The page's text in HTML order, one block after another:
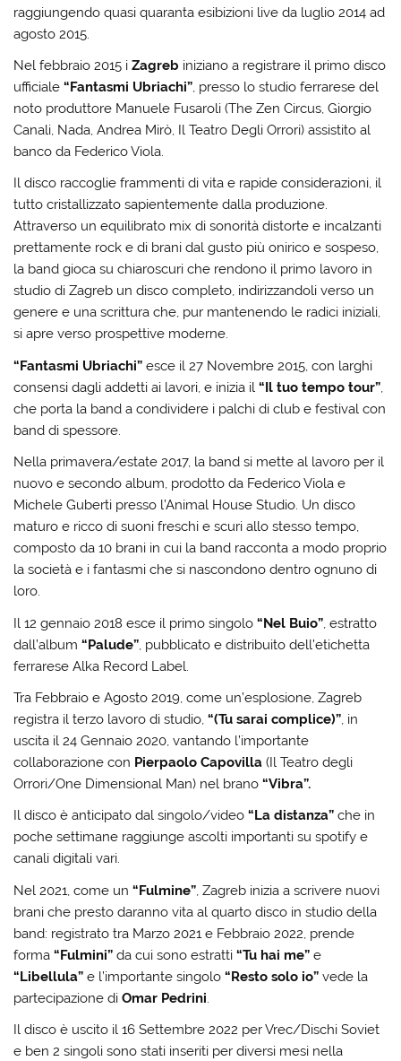
raggiungendo quasi quaranta esibizioni live da luglio 2014 ad
agosto 2015.
Nel febbraio 2015 iZagreb iniziano a registrare il primo disco
ufficiale“Fantasmi Ubriachi”, presso lo studio ferrarese del
noto produttore Manuele Fusaroli (The Zen Circus, Giorgio
Canali, Nada, Andrea Mirò, Il Teatro Degli Orrori) assistito al
banco da Federico Viola.
Il disco raccoglie frammenti di vita e rapide considerazioni, il
tutto cristallizzato sapientemente dalla produzione.
Attraverso un equilibrato mix di sonorità distorte e incalzanti
prettamente rock e di brani dal gusto più onirico e sospeso,
la band gioca su chiaroscuri che rendono il primo lavoro in
studio di Zagreb un disco completo, indirizzandoli verso un
genere e una scrittura che, pur mantenendo le radici iniziali,
si apre verso prospettive moderne.
“Fantasmi Ubriachi” esce il 27 Novembre 2015, con larghi
consensi dagli addetti ai lavori, e inizia il“Il tuo tempo tour”,
che porta la band a condividere i palchi di club e festival con
band di spessore.
Nella primavera/estate 2017, la band si mette al lavoro per il
nuovo e secondo album, prodotto da Federico Viola e
Michele Guberti presso l’Animal House Studio. Un disco
maturo e ricco di suoni freschi e scuri allo stesso tempo,
composto da 10 brani in cui la band racconta a modo proprio
la società e i fantasmi che si nascondono dentro ognuno di
loro.
Il 12 gennaio 2018 esce il primo singolo“Nel Buio”, estratto
dall’album“Palude”, pubblicato e distribuito dell’etichetta
ferrarese Alka Record Label.
Tra Febbraio e Agosto 2019, come un’esplosione, Zagreb
registra il terzo lavoro di studio,“(Tu sarai complice)”, in
uscita il 24 Gennaio 2020, vantando l’importante
collaborazione con Pierpaolo Capovilla (Il Teatro degli
Orrori/One Dimensional Man) nel brano“Vibra”.
Il disco è anticipato dal singolo/video“La distanza” che in
poche settimane raggiunge ascolti importanti su spotify e
canali digitali vari.
Nel 2021, come un“Fulmine”, Zagreb inizia a scrivere nuovi
brani che presto daranno vita al quarto disco in studio della
band: registrato tra Marzo 2021 e Febbraio 2022, prende
forma“Fulmini” da cui sono estratti“Tu hai me” e
“Libellula” e l’importante singolo“Resto solo io” vede la
partecipazione diOmar Pedrini.
Il disco è uscito il 16 Settembre 2022 per Vrec/Dischi Soviet
e ben 2 singoli sono stati inseriti per diversi mesi nella